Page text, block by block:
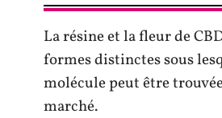
La résine et la fleur de
formes distinctes sous
molécule peut être
marché.